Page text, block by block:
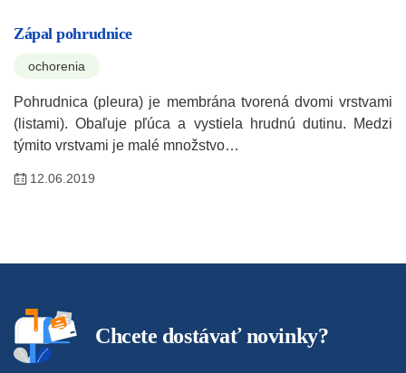
Zápal pohrudnice
ochorenia
Pohrudnica (pleura) je membrána tvorená dvomi vrstvami
(listami). Obaľuje pľúca a vystiela hrudnú dutinu. Medzi
týmito vrstvami je malé množstvo…
12.06.2019
Chcete dostávať novinky?